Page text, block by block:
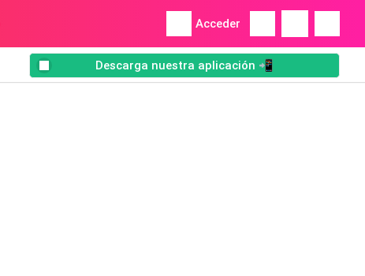
Acceder
Descarga nuestra aplicación 📲